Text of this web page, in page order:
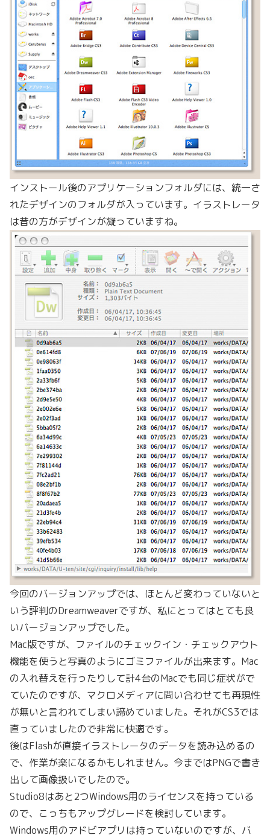
インストール後のアプリケーションフォルダには、統一さ
れたデザインのフォルダが入っています。イラストレータ
は昔の方がデザインが凝っていますね。
今回のバージョンアップでは、ほとんど変わっていないと
いう評判のDreamweaverですが、私にとってはとても良
いバージョンアップでした。
Mac版ですが、ファイルのチェックイン・チェックアウト
機能を使うと写真のようにゴミファイルが出来ます。Mac
の入れ替えを行ったりして計4台のMacでも同じ症状がで
ていたのですが、マクロメディアに問い合わせても再現性
が無いと言われてしまい諦めていました。それがCS3では
直っていましたので非常に快適です。
後はFlashが直接イラストレータのデータを読み込めるの
で、作業が楽になるかもしれません。今まではPNGで書き
出して画像扱いでしたので。
Studio8はあと2つWindows用のライセンスを持っている
ので、こっちもアップグレードを検討しています。
Windows用のアドビアプリは持っていないのですが、バ